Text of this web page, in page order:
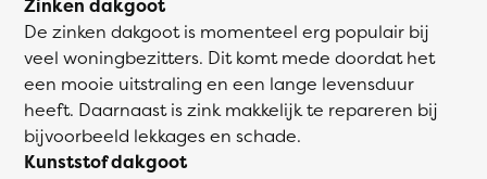
Zinken dakgoot
De zinken dakgoot is momenteel erg populair bij
veel woningbezitters. Dit komt mede doordat het
een mooie uitstraling en een lange levensduur
heeft. Daarnaast is zink makkelijk te repareren bij
bijvoorbeeld lekkages en schade.
Kunststof dakgoot